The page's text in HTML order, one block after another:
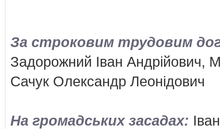
За строковим трудовим
Задорожний Іван
Сачук Олександр Леонідович
На громадських засадах: